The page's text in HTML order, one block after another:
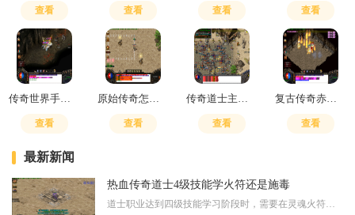
查看 查看 查看 查看
传奇世界手游暗月怎么合
查看
原始传奇怎么提升召唤神兽等级
查看
传奇道士主要使用哪几个技能
查看
复古传奇赤月恶魔怎么走图解
查看
最新新闻
热血传奇道士4级技能学火符还是施毒